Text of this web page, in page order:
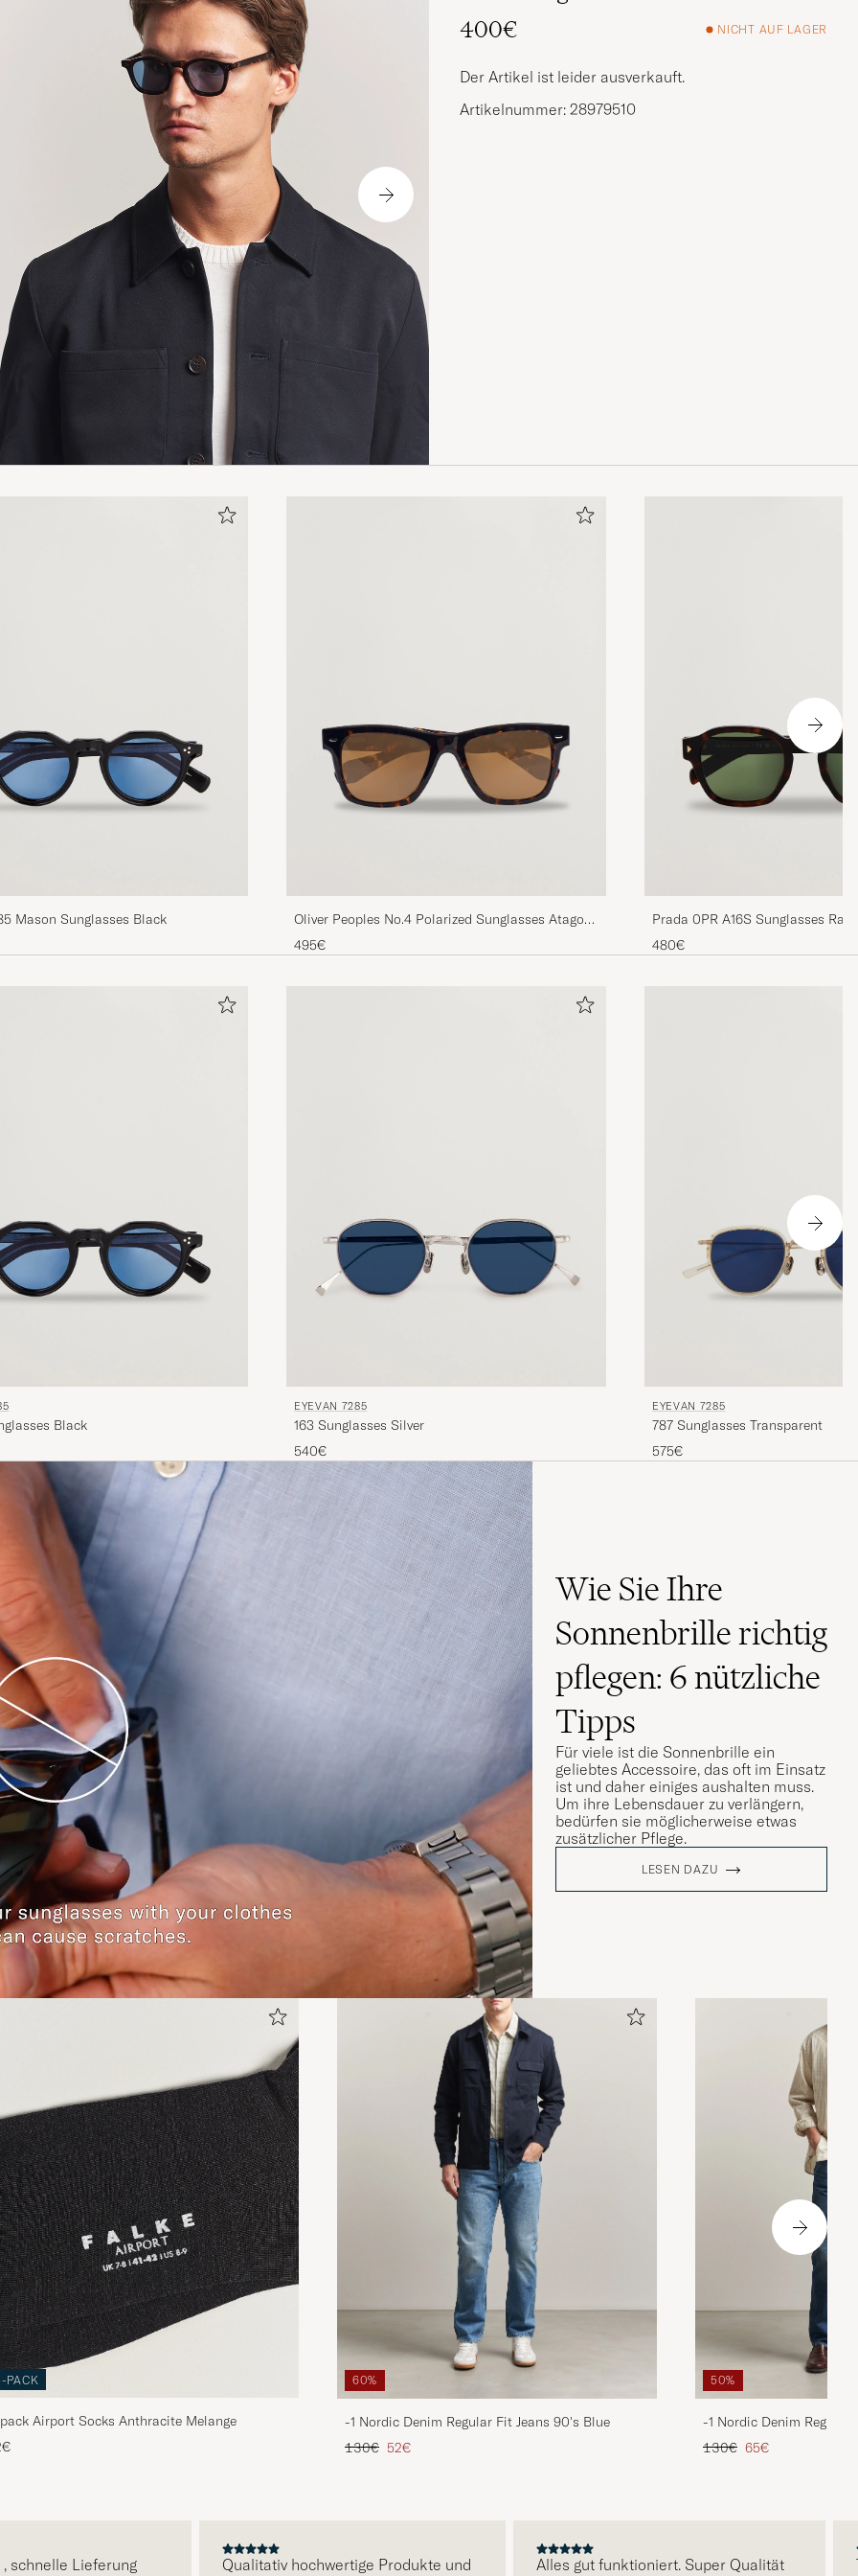
400€
NICHT AUF LAGER
Der Artikel ist leider ausverkauft.
Artikelnummer: 28979510
Mason Sunglasses Black
Oliver Peoples No.4 Polarized Sunglasses Atago
Tortoise
495€
Prada 0PR A16S Sunglasses
480€
Black
EYEVAN 7285
163 Sunglasses Silver
540€
EYEVAN 7285
787 Sunglasses Transparent
575€
Wie Sie Ihre
Sonnenbrille richtig
pflegen: 6 nützliche
Tipps
Für viele ist die Sonnenbrille ein
geliebtes Accessoire, das oft im Einsatz
ist und daher einiges aushalten muss.
Um ihre Lebensdauer zu verlängern,
bedürfen sie möglicherweise etwas
zusätzlicher Pflege.
LESEN DAZU
PACK
Airport Socks Anthracite Melange
60%
-1 Nordic Denim Regular Fit Jeans 90's Blue
Regulärer Preis
130€ Reduzierter Preis
52€
50%
-1 Nordic Denim Regular
Regulärer Preis
130€ Reduzierter Preis
65€
Lieferung
Qualitativ hochwertige Produkte und
Alles gut funktioniert. Super Qualität